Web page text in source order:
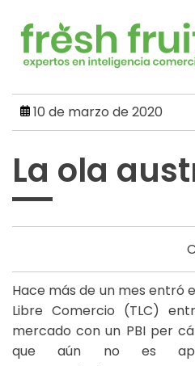
content
10 de marzo de 2020
La ola
Hace más de un mes entró
Libre Comercio (TLC)
mercado con un PBI per
que aún no es